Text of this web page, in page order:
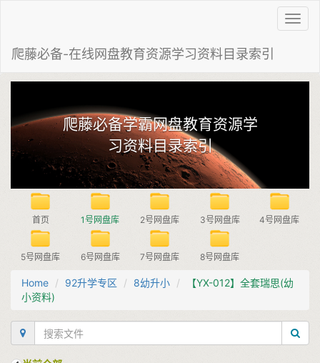
爬藤必备-在线网盘教育资源学习资料目录索引
爬藤必备学霸网盘教育资源学
习资料目录索引
首页 1号网盘库 2号网盘库 3号网盘库 4号网盘库
5号网盘库 6号网盘库 7号网盘库 8号网盘库
Home 92升学专区 8幼升小
【YX-012】全套瑞思(幼
小资料)